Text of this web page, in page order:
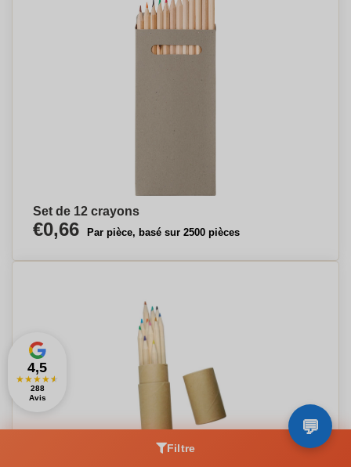
Set de 12 crayons
€0,66 Par pièce, basé sur 2500 pièces
Filtre
4,5
★★★★★
288
Avis